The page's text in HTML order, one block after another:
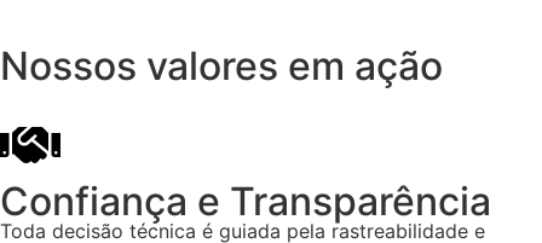
Nossos valores em ação
Confiança e Transparência
Toda decisão técnica é guiada pela rastreabilidade e